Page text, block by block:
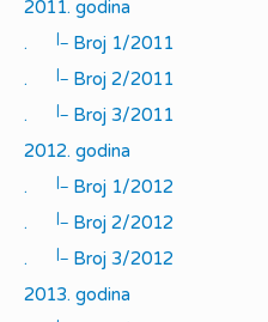
2011. godina
.
|_
Broj 1/2011
.
|_
Broj 2/2011
.
|_
Broj 3/2011
2012. godina
.
|_
Broj 1/2012
.
|_
Broj 2/2012
.
|_
Broj 3/2012
2013. godina